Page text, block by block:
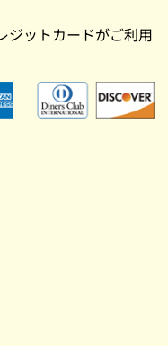
ジットカードがご利用